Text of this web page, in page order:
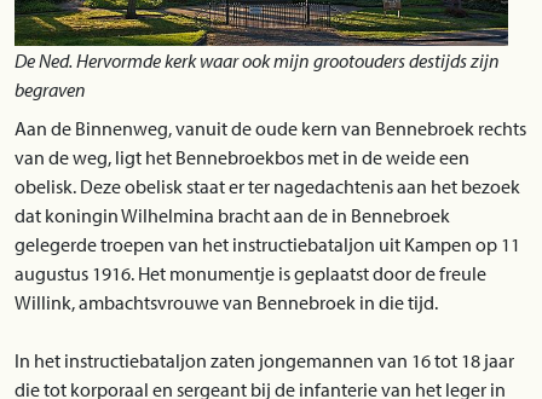
De Ned. Hervormde kerk waar ook mijn grootouders destijds zijn
begraven
Aan de Binnenweg, vanuit de oude kern van Bennebroek rechts
van de weg, ligt het Bennebroekbos met in de weide een
obelisk. Deze obelisk staat er ter nagedachtenis aan het bezoek
dat koningin Wilhelmina bracht aan de in Bennebroek
gelegerde troepen van het instructiebataljon uit Kampen op 11
augustus 1916. Het monumentje is geplaatst door de freule
Willink, ambachtsvrouwe van Bennebroek in die tijd.
In het instructiebataljon zaten jongemannen van 16 tot 18 jaar
die tot korporaal en sergeant bij de infanterie van het leger in